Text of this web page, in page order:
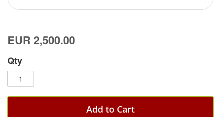
EUR 2,500.00
Qty
Add to Cart